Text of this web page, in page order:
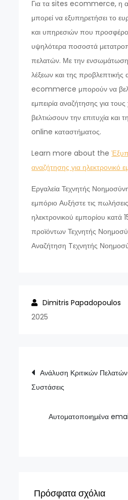
Για τα sites ecommerce, η
μπορεί να εξυπηρετήσει το
και υπηρεσιών που
υψηλότερα ποσοστά
πελατών. Με την
λέξεων και της
ecommerce μπορούν να
εμπειρία αναζήτησης για
βελτιώσουν την επιτυχία και
online καταστήματος.
Learn more about the
αναζήτησης για ηλεκτρονικό
Εργαλεία Τεχνητής
εμπόριο Αυξήστε τις
ηλεκτρονικού εμπορίου κατά
προϊόντων Τεχνητής
Αναζήτηση Tεχνητής
2025
Πλοήγηση
άρθρων
Ανάλυση Κριτικών Πελατών
Συστάσεις
Αυτοματοποιημένα
Πρόσφατα σχόλια